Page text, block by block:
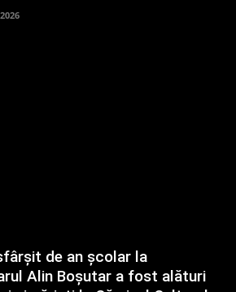
de an școlar la
Alin Boșutar a fost alături